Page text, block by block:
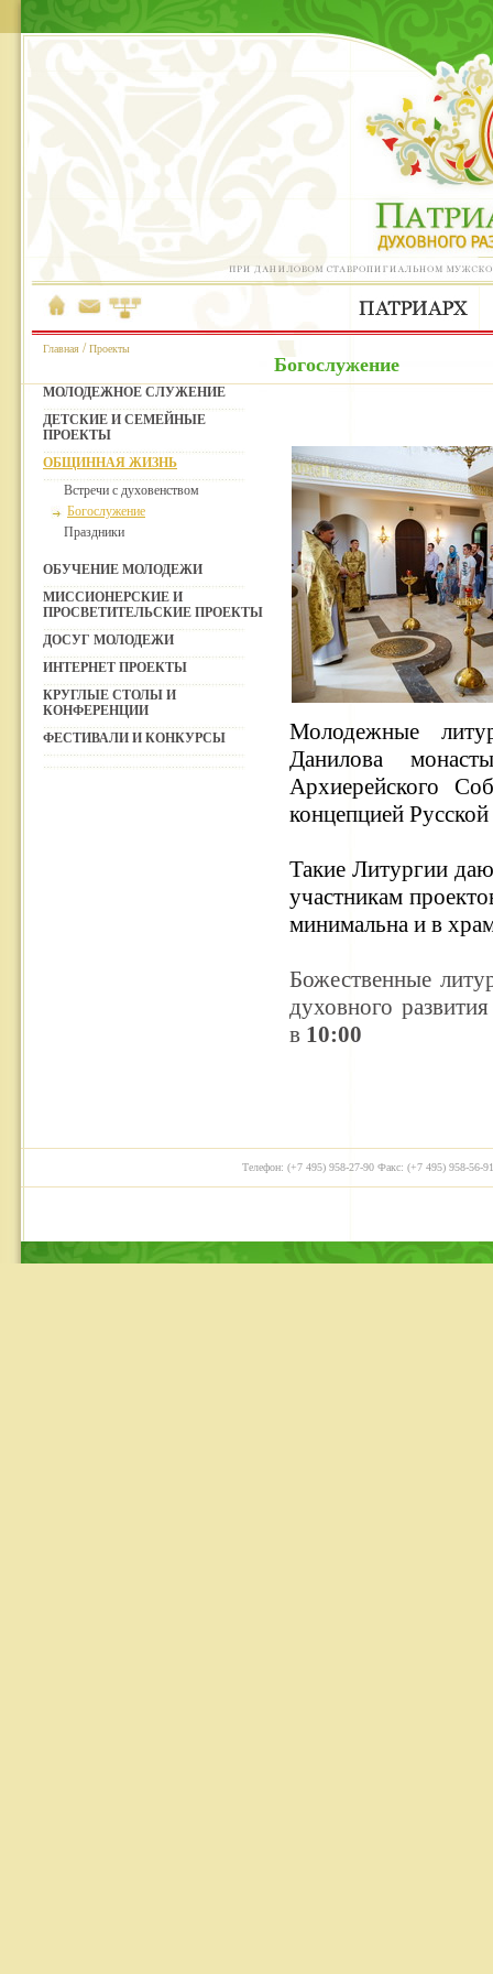
Главная /Проекты
Богослужение
МОЛОДЕЖНОЕ СЛУЖЕНИЕ
ДЕТСКИЕ И СЕМЕЙНЫЕ
ПРОЕКТЫ
ОБЩИННАЯ ЖИЗНЬ
Встречи с духовенством
Богослужение
Праздники
ОБУЧЕНИЕ МОЛОДЕЖИ
МИССИОНЕРСКИЕ И
ПРОСВЕТИТЕЛЬСКИЕ ПРОЕКТЫ
ДОСУГ МОЛОДЕЖИ
ИНТЕРНЕТ ПРОЕКТЫ
КРУГЛЫЕ СТОЛЫ И
КОНФЕРЕНЦИИ
ФЕСТИВАЛИ И КОНКУРСЫ
Молодежные
Данилова
Архиерейского
концепцией
Такие Литургии
участникам
минимальна и в
Божественные
духовного
в 10:00
Телефон: (+7 495) 958-27-90 Факс: (+7 495) 958-56-